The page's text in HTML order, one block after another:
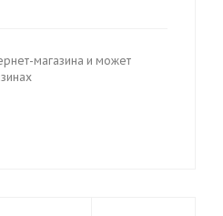
магазина и может